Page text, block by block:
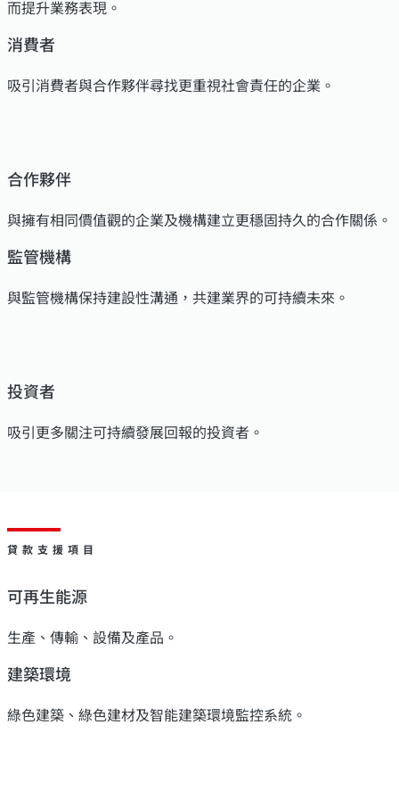
而提升業務表現。
消費者
吸引消費者與合作夥伴尋找更重視社會責任的企業。
合作夥伴
與擁有相同價值觀的企業及機構建立更穩固持久的合作關係。
監管機構
與監管機構保持建設性溝通，共建業界的可持續未來。
投資者
吸引更多關注可持續發展回報的投資者。
貸款支援項目
可再生能源
生產、傳輸、設備及產品。
建築環境
綠色建築、綠色建材及智能建築環境監控系統。